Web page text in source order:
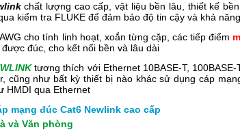
chất lượng cao cấp, vật liệu bền lâu, thiết kế
kiểm tra FLUKE để đảm bảo độ tin cậy và khả
cho tính linh hoạt, xoắn từng cặp, các tiếp điểm
đúc, cho kết nối bền và lâu dài
tương thích với Ethernet 10BASE-T,
cũng như bất kỳ thiết bị nào khác sử dụng cáp
HMDI qua Ethernet
mạng đúc Cat6 Newlink cao cấp
và Văn phòng